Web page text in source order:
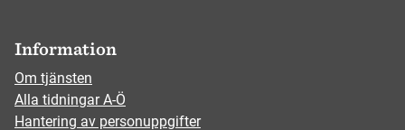
Information
Om tjänsten
Alla tidningar A-Ö
Hantering av personuppgifter